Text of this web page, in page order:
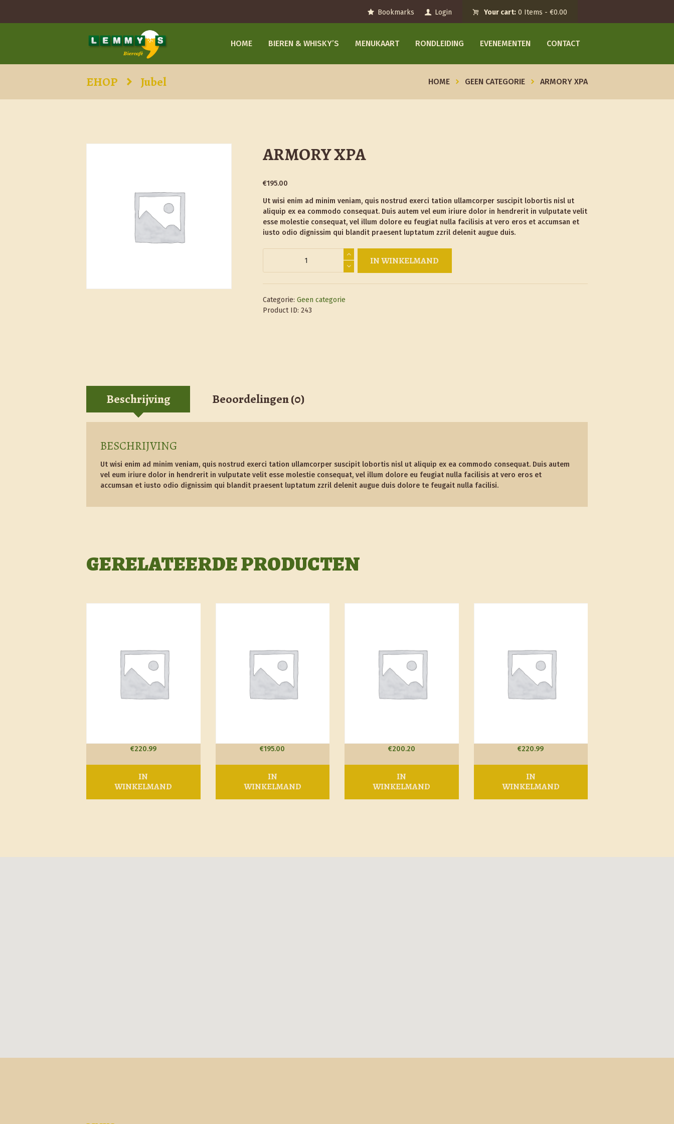
Bookmarks Login Your cart: 0 Items -€0.00
HOME BIEREN & WHISKY’S MENUKAART RONDLEIDING EVENEMENTEN CONTACT
EHOP Jubel HOME GEEN CATEGORIE ARMORY XPA
ARMORY XPA
€195.00
Ut wisi enim ad minim veniam, quis nostrud exerci tation ullamcorper suscipit lobortis nisl ut
aliquip ex ea commodo consequat. Duis autem vel eum iriure dolor in hendrerit in vulputate velit
esse molestie consequat, vel illum dolore eu feugiat nulla facilisis at vero eros et accumsan et
iusto odio dignissim qui blandit praesent luptatum zzril delenit augue duis.
aantal
IN WINKELMAND
Categorie: Geen categorie
Product ID: 243
Beschrijving Beoordelingen (0)
BESCHRIJVING
Ut wisi enim ad minim veniam, quis nostrud exerci tation ullamcorper suscipit lobortis nisl ut aliquip ex ea commodo consequat. Duis autem
vel eum iriure dolor in hendrerit in vulputate velit esse molestie consequat, vel illum dolore eu feugiat nulla facilisis at vero eros et
accumsan et iusto odio dignissim qui blandit praesent luptatum zzril delenit augue duis dolore te feugait nulla facilisi.
GERELATEERDE PRODUCTEN
€220.99
IN
WINKELMAND
€195.00
IN
WINKELMAND
€200.20
IN
WINKELMAND
€220.99
IN
WINKELMAND